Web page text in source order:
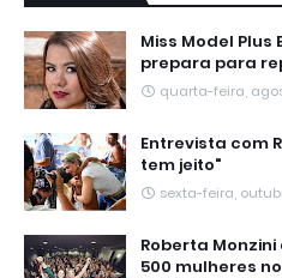
Miss Model
prepara para
quarta-feira,
Entrevista com
tem jeito"
sexta-feira,
Roberta
500 mulheres